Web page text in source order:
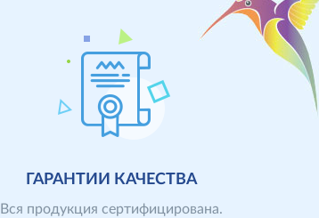
ГАРАНТИИ КАЧЕСТВА
Вся продукция сертифицирована.